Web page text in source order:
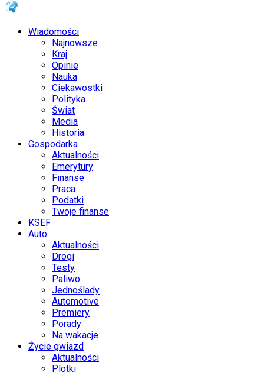
Wiadomości
Najnowsze
Kraj
Opinie
Nauka
Ciekawostki
Polityka
Świat
Media
Historia
Gospodarka
Aktualności
Emerytury
Finanse
Praca
Podatki
Twoje finanse
KSEF
Auto
Aktualności
Drogi
Testy
Paliwo
Jednoślady
Automotive
Premiery
Porady
Na wakacje
Życie gwiazd
Aktualności
Plotki